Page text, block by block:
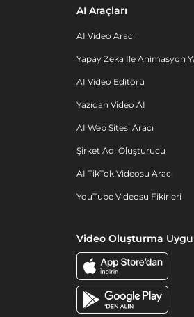
AI Araçları
AI Video Aracı
Yapay Zeka Ile Animasyon
AI Video Editörü
Yazıdan Video AI
AI Web Sitesi Aracı
Şirket Adı Oluşturucu
AI TikTok Videosu Aracı
YouTube Videosu Fikirleri
Video Oluşturma